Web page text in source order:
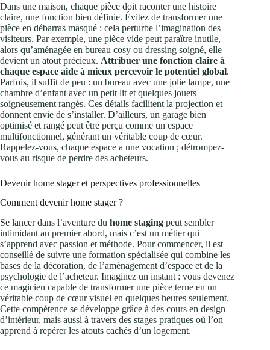
Dans une maison, chaque pièce doit raconter une histoire
claire, une fonction bien définie. Évitez de transformer une
pièce en débarras masqué : cela perturbe l’imagination des
visiteurs. Par exemple, une pièce vide peut paraître inutile,
alors qu’aménagée en bureau cosy ou dressing soigné, elle
devient un atout précieux. Attribuer une fonction claire à
chaque espace aide à mieux percevoir le potentiel global.
Parfois, il suffit de peu : un bureau avec une jolie lampe, une
chambre d’enfant avec un petit lit et quelques jouets
soigneusement rangés. Ces détails facilitent la projection et
donnent envie de s’installer. D’ailleurs, un garage bien
optimisé et rangé peut être perçu comme un espace
multifonctionnel, générant un véritable coup de cœur.
Rappelez-vous, chaque espace a une vocation ; détrompez-
vous au risque de perdre des acheteurs.
Devenir home stager et perspectives professionnelles
Comment devenir home stager ?
Se lancer dans l’aventure du home staging peut sembler
intimidant au premier abord, mais c’est un métier qui
s’apprend avec passion et méthode. Pour commencer, il est
conseillé de suivre une formation spécialisée qui combine les
bases de la décoration, de l’aménagement d’espace et de la
psychologie de l’acheteur. Imaginez un instant : vous devenez
ce magicien capable de transformer une pièce terne en un
véritable coup de cœur visuel en quelques heures seulement.
Cette compétence se développe grâce à des cours en design
d’intérieur, mais aussi à travers des stages pratiques où l’on
apprend à repérer les atouts cachés d’un logement.